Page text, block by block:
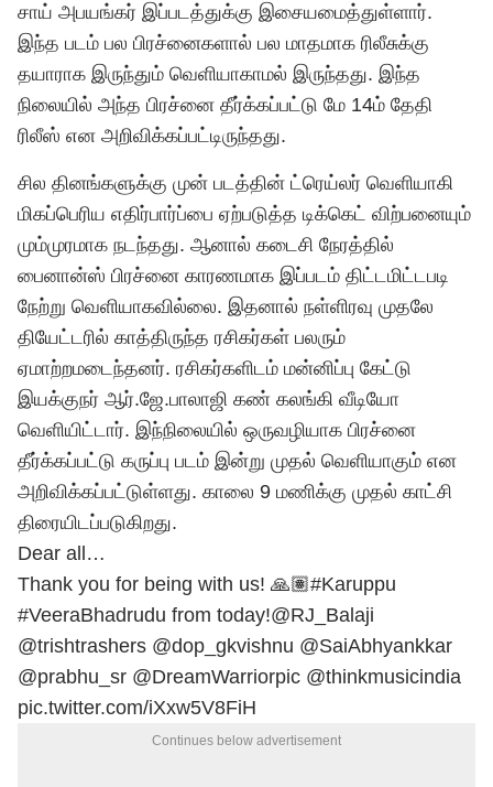
சாய் அபயங்கர் இப்படத்துக்கு இசையமைத்துள்ளார்.
இந்த படம் பல பிரச்னைகளால் பல மாதமாக ரிலீசுக்கு
தயாராக இருந்தும் வெளியாகாமல் இருந்தது. இந்த
நிலையில் அந்த பிரச்னை தீர்க்கப்பட்டு மே 14ம் தேதி
ரிலீஸ் என அறிவிக்கப்பட்டிருந்தது.
சில தினங்களுக்கு முன் படத்தின் ட்ரெய்லர் வெளியாகி
மிகப்பெரிய எதிர்பார்ப்பை ஏற்படுத்த டிக்கெட் விற்பனையும்
மும்முரமாக நடந்தது. ஆனால் கடைசி நேரத்தில்
பைனான்ஸ் பிரச்னை காரணமாக இப்படம் திட்டமிட்டபடி
நேற்று வெளியாகவில்லை. இதனால் நள்ளிரவு முதலே
தியேட்டரில் காத்திருந்த ரசிகர்கள் பலரும்
ஏமாற்றமடைந்தனர். ரசிகர்களிடம் மன்னிப்பு கேட்டு
இயக்குநர் ஆர்.ஜே.பாலாஜி கண் கலங்கி வீடியோ
வெளியிட்டார். இந்நிலையில் ஒருவழியாக பிரச்னை
தீர்க்கப்பட்டு கருப்பு படம் இன்று முதல் வெளியாகும் என
அறிவிக்கப்பட்டுள்ளது. காலை 9 மணிக்கு முதல் காட்சி
திரையிடப்படுகிறது.
Dear all…
Thank you for being with us! 🙏🏽#Karuppu
#VeeraBhadrudu from today!@RJ_Balaji
@trishtrashers @dop_gkvishnu @SaiAbhyankkar
@prabhu_sr @DreamWarriorpic @thinkmusicindia
pic.twitter.com/iXxw5V8FiH
Continues below advertisement